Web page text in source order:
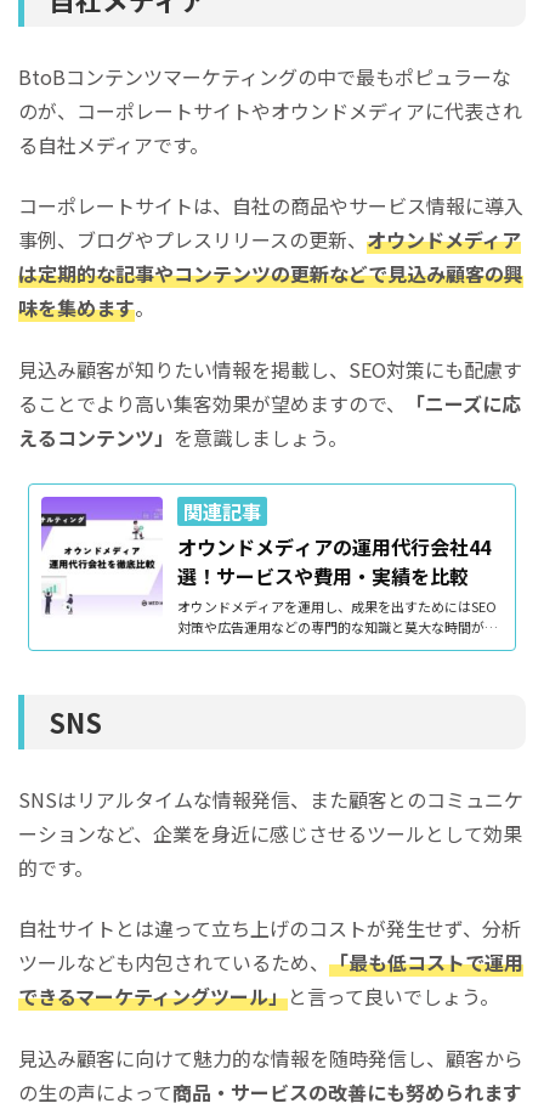
BtoBコンテンツマーケティングの中で最もポピュラーな
のが、コーポレートサイトやオウンドメディアに代表され
る自社メディアです。
コーポレートサイトは、自社の商品やサービス情報に導入
事例、ブログやプレスリリースの更新、 オウンドメディア
は定期的な記事やコンテンツの更新などで見込み顧客の興
味を集めます。
見込み顧客が知りたい情報を掲載し、SEO対策にも配慮す
ることでより高い集客効果が望めますので、
「ニーズに応
えるコンテンツ」 を意識しましょう。
オウンドメディアの運用代行会社44
選！サービスや費用・実績を比較
オウンドメディアを運用し、成果を出すためにはSEO
対策や広告運用などの専門的な知識と莫大な時間が必
要であり、人材やリソースの確保に悩まされる方も多
費用や利用する際の注意点も載せていますので、会社
を選ぶ際に参考にし...
SNS
SNSはリアルタイムな情報発信、また顧客とのコミュニケ
ーションなど、企業を身近に感じさせるツールとして効果
的です。
自社サイトとは違って立ち上げのコストが発生せず、分析
ツールなども内包されているため、 「最も低コストで運用
できるマーケティングツール」と言って良いでしょう。
見込み顧客に向けて魅力的な情報を随時発信し、顧客から
の生の声によって商品・サービスの改善にも努められます